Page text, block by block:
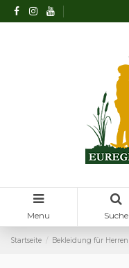
Menu Suche
Startseite Bekleidung für Herren